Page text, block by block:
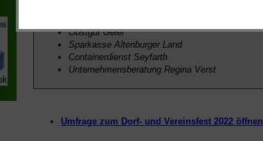
Obstgut Geier
Sparkasse Altenburger Land
Containerdienst Seyfarth
Unternehmensberatung Regina Verst
Umfrage zum Dorf- und Vereinsfest 2022 öffnen